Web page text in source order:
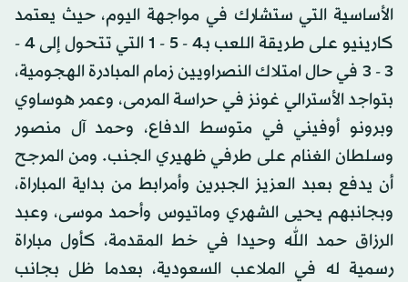
الأساسية التي ستشارك في مواجهة اليوم، حيث يعتمد
كارينيو على طريقة اللعب بـ4 - 5 - 1 التي تتحول إلى 4 -
3 - 3 في حال امتلاك النصراويين زمام المبادرة الهجومية،
بتواجد الأسترالي غونز في حراسة المرمى، وعمر هوساوي
وبرونو أوفيني في متوسط الدفاع، وحمد آل منصور
وسلطان الغنام على طرفي ظهيري الجنب. ومن المرجح
أن يدفع بعبد العزيز الجبرين وأمرابط من بداية المباراة،
وبجانبهم يحيى الشهري وماتيوس وأحمد موسى، وعبد
الرزاق حمد الله وحيدا في خط المقدمة، كأول مباراة
رسمية له في الملاعب السعودية، بعدما ظل بجانب